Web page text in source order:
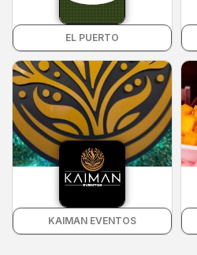
EL PUERTO
KAIMAN EVENTOS